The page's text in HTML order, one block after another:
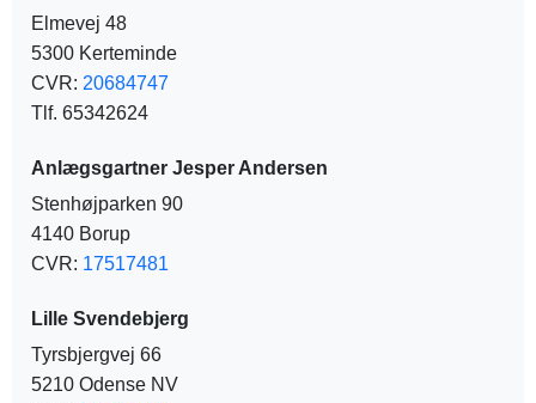
Elmevej 48
5300 Kerteminde
CVR: 20684747
Tlf. 65342624
Anlægsgartner Jesper Andersen
Stenhøjparken 90
4140 Borup
CVR: 17517481
Lille Svendebjerg
Tyrsbjergvej 66
5210 Odense NV